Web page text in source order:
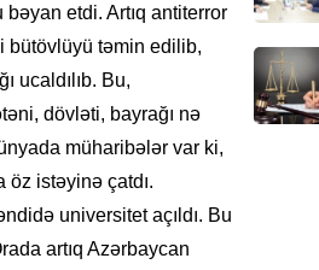
etdi. Artıq antiterror
bütövlüyü təmin edilib,
ucaldılıb. Bu,
dövləti, bayrağı nə
müharibələr var ki,
öz istəyinə çatdı.
universitet açıldı. Bu
artıq Azərbaycan
DÜNYA